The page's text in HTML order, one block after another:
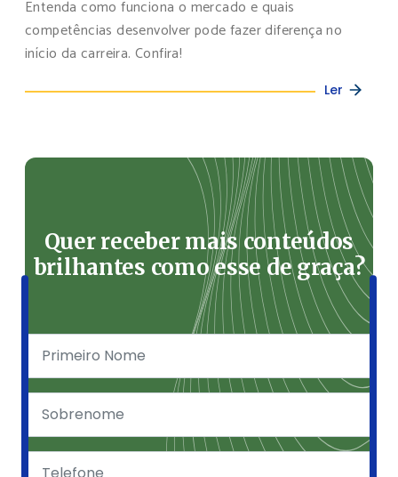
Entenda como funciona o mercado e quais
competências desenvolver pode fazer diferença no
início da carreira. Confira!
Ler
Quer receber mais conteúdos
brilhantes como esse de graça?